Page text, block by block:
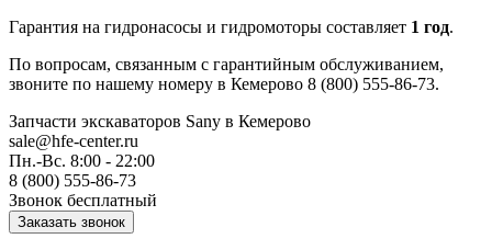
Гарантия на гидронасосы и гидромоторы составляет 1 год.
По вопросам, связанным с гарантийным обслуживанием,
звоните по нашему номеру в Кемерово 8 (800) 555-86-73.
Запчасти экскаваторов Sany в Кемерово
sale@hfe-center.ru
Пн.-Вс. 8:00 - 22:00
8 (800) 555-86-73
Звонок бесплатный